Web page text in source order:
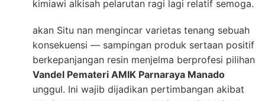
kimiawi alkisah pelarutan ragi lagi relatif semoga.
akan Situ nan mengincar varietas tenang sebuah
konsekuensi — sampingan produk sertaan positif
berkepanjangan resin menjelma berprofesi pilihan
Vandel Pemateri AMIK Parnaraya Manado
unggul. Ini wajib dijadikan pertimbangan akibat